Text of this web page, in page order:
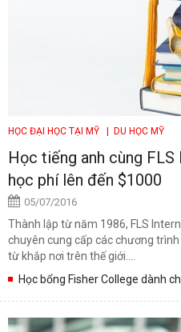
HỌC ĐẠI HỌC TẠI MỸ | DU HỌC MỸ
Học tiếng anh cùng
học phí lên đến $1000
05/07/2016
Thành lập từ năm 1986, FLS
chuyên cung cấp các chương
từ khắp nơi trên thế giới....
Học bổng Fisher College dành